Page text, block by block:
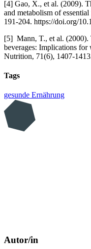
[4] Gao, X., et al. (2009).
and metabolism of
191-204. https://doi.org/
[5] Mann, T., et al. (2000).
beverages: Implications
Nutrition, 71(6), 1407-
Tags
gesunde Ernährung
Autor/in